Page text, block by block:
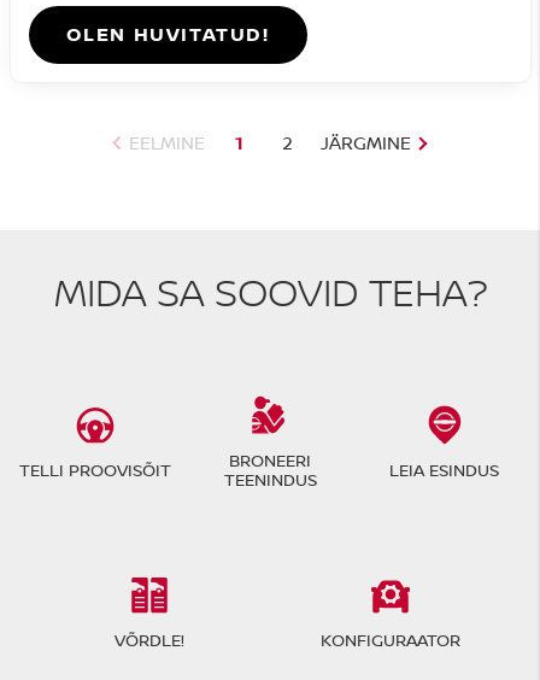
OLEN HUVITATUD!
EELMINE JÄRGMINE
1 2
MIDA SA SOOVID TEHA?
TELLI PROOVISÕIT
BRONEERI
TEENINDUS
LEIA ESINDUS
VÕRDLE! KONFIGURAATOR